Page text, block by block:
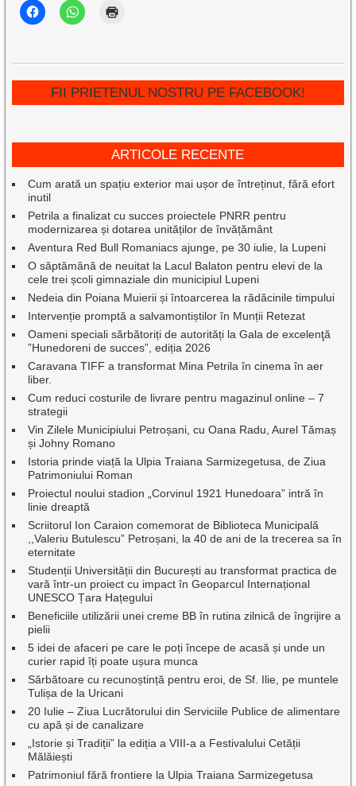
FII PRIETENUL NOSTRU PE FACEBOOK!
ARTICOLE RECENTE
Cum arată un spațiu exterior mai ușor de întreținut, fără efort
inutil
Petrila a finalizat cu succes proiectele PNRR pentru
modernizarea și dotarea unităților de învățământ
Aventura Red Bull Romaniacs ajunge, pe 30 iulie, la Lupeni
O săptămână de neuitat la Lacul Balaton pentru elevi de la
cele trei școli gimnaziale din municipiul Lupeni
Nedeia din Poiana Muierii și întoarcerea la rădăcinile timpului
Intervenție promptă a salvamontiștilor în Munții Retezat
Oameni speciali sărbătoriți de autorități la Gala de excelenţă
”Hunedoreni de succes”, ediția 2026
Caravana TIFF a transformat Mina Petrila în cinema în aer
liber.
Cum reduci costurile de livrare pentru magazinul online – 7
strategii
Vin Zilele Municipiului Petroșani, cu Oana Radu, Aurel Tămaș
și Johny Romano
Istoria prinde viață la Ulpia Traiana Sarmizegetusa, de Ziua
Patrimoniului Roman
Proiectul noului stadion „Corvinul 1921 Hunedoara” intră în
linie dreaptă
Scriitorul Ion Caraion comemorat de Biblioteca Municipală
,,Valeriu Butulescu” Petroșani, la 40 de ani de la trecerea sa în
eternitate
Studenții Universității din București au transformat practica de
vară într-un proiect cu impact în Geoparcul Internațional
UNESCO Țara Hațegului
Beneficiile utilizării unei creme BB în rutina zilnică de îngrijire a
pielii
5 idei de afaceri pe care le poți începe de acasă și unde un
curier rapid îți poate ușura munca
Sărbătoare cu recunoștință pentru eroi, de Sf. Ilie, pe muntele
Tulișa de la Uricani
20 Iulie – Ziua Lucrătorului din Serviciile Publice de alimentare
cu apă și de canalizare
„Istorie și Tradiții” la ediția a VIII-a a Festivalului Cetății
Mălăiești
Patrimoniul fără frontiere la Ulpia Traiana Sarmizegetusa